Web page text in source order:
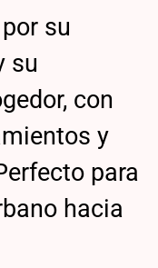
su
su
con
y
para
hacia